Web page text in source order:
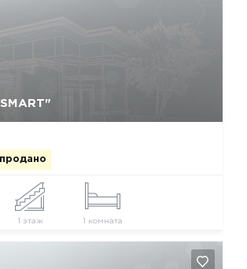
1 этаж 1 комната